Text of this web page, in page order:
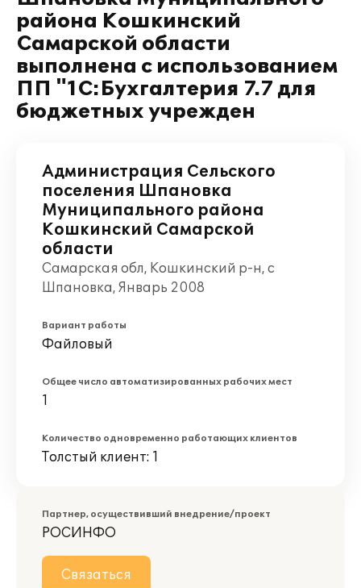
района Кошкинский
Самарской области
выполнена с использованием
ПП "1С:Бухгалтерия 7.7 для
бюджетных учрежден
Администрация Сельского
поселения Шпановка
Муниципального района
Кошкинский Самарской
области
Самарская обл, Кошкинский р-н, с
Шпановка, Январь 2008
Вариант работы
Файловый
Общее число автоматизированных рабочих мест
1
Количество одновременно работающих клиентов
Толстый клиент: 1
Партнер, осуществивший внедрение/проект
РОСИНФО
Связаться